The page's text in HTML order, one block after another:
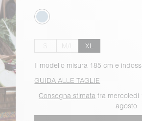
XL
Il modello misura 185 cm e
GUIDA ALLE TAGLIE
Consegna stimata tra mercoledì
agosto